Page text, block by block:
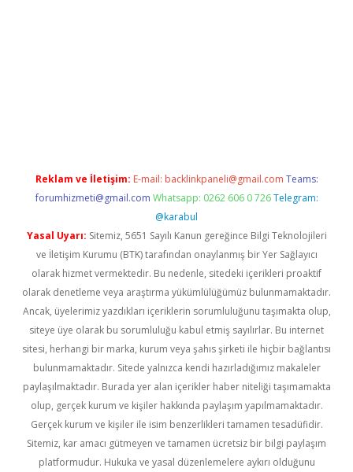
Reklam ve İletişim: E-mail: backlinkpaneli@gmail.com Teams:
forumhizmeti@gmail.com Whatsapp: 0262 606 0 726 Telegram:
@karabul
Yasal Uyarı: Sitemiz, 5651 Sayılı Kanun gereğince Bilgi Teknolojileri
ve İletişim Kurumu (BTK) tarafından onaylanmış bir Yer Sağlayıcı
olarak hizmet vermektedir. Bu nedenle, sitedeki içerikleri proaktif
olarak denetleme veya araştırma yükümlülüğümüz bulunmamaktadır.
Ancak, üyelerimiz yazdıkları içeriklerin sorumluluğunu taşımakta olup,
siteye üye olarak bu sorumluluğu kabul etmiş sayılırlar. Bu internet
sitesi, herhangi bir marka, kurum veya şahıs şirketi ile hiçbir bağlantısı
bulunmamaktadır. Sitede yalnızca kendi hazırladığımız makaleler
paylaşılmaktadır. Burada yer alan içerikler haber niteliği taşımamakta
olup, gerçek kurum ve kişiler hakkında paylaşım yapılmamaktadır.
Gerçek kurum ve kişiler ile isim benzerlikleri tamamen tesadüfidir.
Sitemiz, kar amacı gütmeyen ve tamamen ücretsiz bir bilgi paylaşım
platformudur. Hukuka ve yasal düzenlemelere aykırı olduğunu